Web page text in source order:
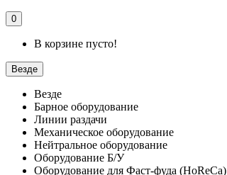
0
В корзине пусто!
Везде
Везде
Барное оборудование
Линии раздачи
Механическое оборудование
Нейтральное оборудование
Оборудование Б/У
Оборудование для Фаст-фуда (HoReCa)